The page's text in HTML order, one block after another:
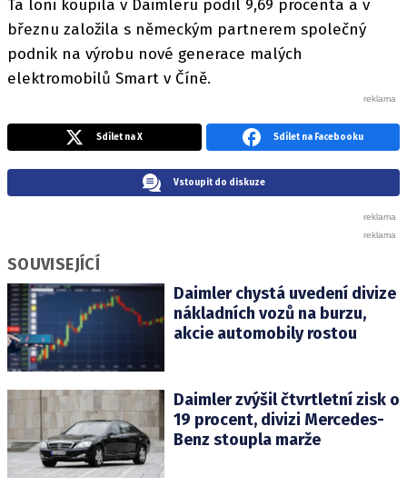
Ta loni koupila v Daimleru podíl 9,69 procenta a v
březnu založila s německým partnerem společný
podnik na výrobu nové generace malých
elektromobilů Smart v Číně.
Sdílet na X Sdílet na Facebooku
Vstoupit do diskuze
SOUVISEJÍCÍ
Daimler chystá uvedení divize
nákladních vozů na burzu,
akcie automobily rostou
Daimler zvýšil čtvrtletní zisk o
19 procent, divizi Mercedes-
Benz stoupla marže